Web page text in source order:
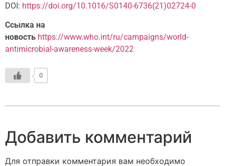
DOI: https://doi.org/10.1016/S0140-6736(21)02724-0
Ссылка на
новость https://www.who.int/ru/campaigns/world-
antimicrobial-awareness-week/2022
0
Добавить комментарий
Для отправки комментария вам необходимо